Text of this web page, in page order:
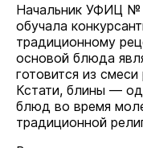
Начальник УФИЦ №
обучала
традиционному
основой блюда
готовится из
Кстати, блины —
блюд во время
традиционной